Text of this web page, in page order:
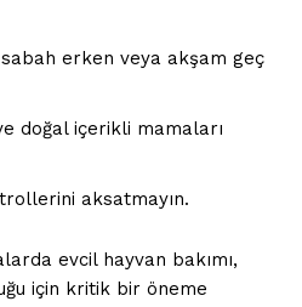
sabah erken veya akşam geç
doğal içerikli mamaları
aksatmayın.
evcil hayvan bakımı,
için kritik bir öneme